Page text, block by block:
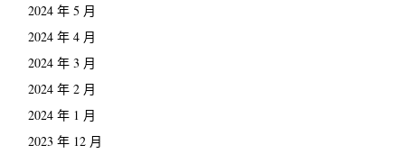
2024 年 5 月
2024 年 4 月
2024 年 3 月
2024 年 2 月
2024 年 1 月
2023 年 12 月